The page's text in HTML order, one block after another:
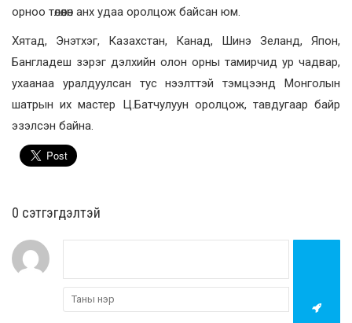
орноо төлөөлөн анх удаа оролцож байсан юм.
Хятад, Энэтхэг, Казахстан, Канад, Шинэ Зеланд, Япон,
Бангладеш зэрэг дэлхийн олон орны тамирчид ур чадвар,
ухаанаа уралдуулсан тус нээлттэй тэмцээнд Монголын
шатрын их мастер Ц.Батчулуун оролцож, тавдугаар байр
эзэлсэн байна.
0 cэтгэгдэлтэй